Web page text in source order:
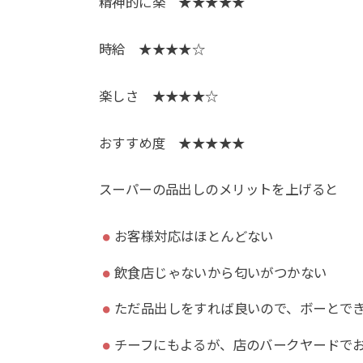
時給 ★★★★☆
楽しさ ★★★★☆
おすすめ度 ★★★★★
スーパーの品出しのメリットを上げると
お客様対応はほとんどない
飲食店じゃないから匂いがつかない
ただ品出しをすれば良いので、ボーとで
チーフにもよるが、店のバークヤードで